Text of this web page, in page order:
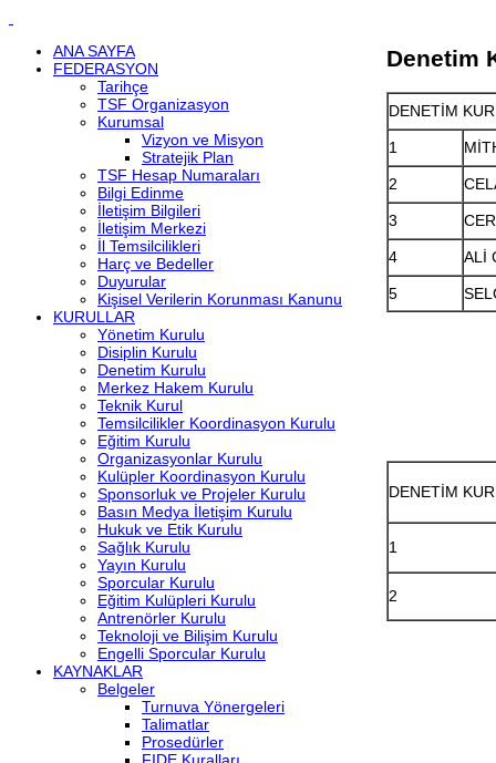
ANA SAYFA
FEDERASYON
Tarihçe
TSF Organizasyon
Kurumsal
Vizyon ve Misyon
Stratejik Plan
TSF Hesap Numaraları
Bilgi Edinme
İletişim Bilgileri
İletişim Merkezi
İl Temsilcilikleri
Harç ve Bedeller
Duyurular
Kişisel Verilerin Korunması Kanunu
KURULLAR
Yönetim Kurulu
Disiplin Kurulu
Denetim Kurulu
Merkez Hakem Kurulu
Teknik Kurul
Temsilcilikler Koordinasyon Kurulu
Eğitim Kurulu
Organizasyonlar Kurulu
Kulüpler Koordinasyon Kurulu
Sponsorluk ve Projeler Kurulu
Basın Medya İletişim Kurulu
Hukuk ve Etik Kurulu
Sağlık Kurulu
Yayın Kurulu
Sporcular Kurulu
Eğitim Kulüpleri Kurulu
Antrenörler Kurulu
Teknoloji ve Bilişim Kurulu
Engelli Sporcular Kurulu
KAYNAKLAR
Belgeler
Turnuva Yönergeleri
Talimatlar
Prosedürler
Denetim
DENETİM
1
2
3
4 ALİ
5
DENETİM
1
2